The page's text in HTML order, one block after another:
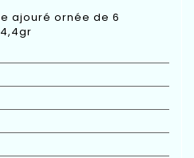
ajouré ornée de 6